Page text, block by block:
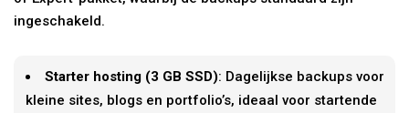
ingeschakeld.
Starter hosting (3 GB SSD): Dagelijkse backups voor
kleine sites, blogs en portfolio’s, ideaal voor startende